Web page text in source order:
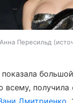
Пересильд
всему, получилa
Дмитриенко.